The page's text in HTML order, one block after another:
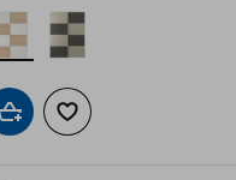
Προσθήκη στο καλάθι
Προσθήκη στα